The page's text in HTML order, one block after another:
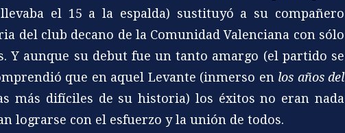
el 15 a la espalda) sustituyó a su compañero
del club decano de la Comunidad Valenciana con sólo
Y aunque su debut fue un tanto amargo (el partido se
que en aquel Levante (inmerso en los años del
más difíciles de su historia) los éxitos no eran nada
lograrse con el esfuerzo y la unión de todos.